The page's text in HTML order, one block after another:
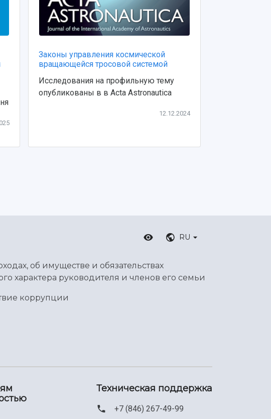
Законы управления космической
вращающейся тросовой системой
Исследования на профильную тему
опубликованы в в Acta Astronautica
12.12.2024
RU
об имуществе и обязательствах
характера руководителя и членов его семьи
коррупции
Техническая поддержка
+7 (846) 267-49-99